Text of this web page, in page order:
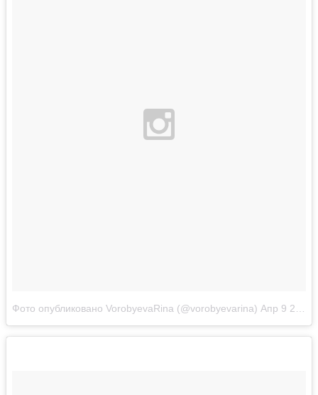
Фото опубликовано VorobyevaRina (@vorobyevarina) Апр 9 2016 в 8:56 PDT